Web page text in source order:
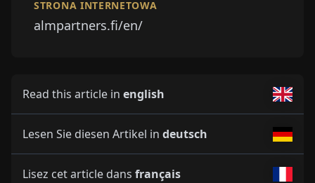
STRONA INTERNETOWA
almpartners.fi/en/
Read this article in english
Lesen Sie diesen Artikel in deutsch
Lisez cet article dans français